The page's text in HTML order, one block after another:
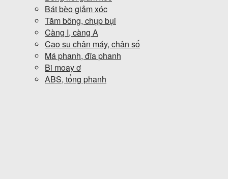
Bát bèo giảm xóc
Tăm bông, chụp bụi
Càng I, càng A
Cao su chân máy, chân số
Má phanh, đĩa phanh
Bi moay ơ
ABS, tổng phanh